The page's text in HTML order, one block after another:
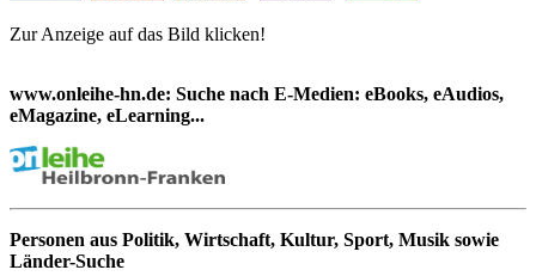
Zur Anzeige auf das Bild klicken!
www.onleihe-hn.de: Suche nach E-Medien: eBooks, eAudios,
eMagazine, eLearning...
Personen aus Politik, Wirtschaft, Kultur, Sport, Musik sowie
Länder-Suche